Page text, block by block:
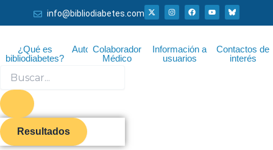
al
info@bibliodiabetes.com
X
-
t
t
t
I
n
s
r
a
F
a
c
o
o
k
Y
o
u
¿Qué es
bibliodiabetes?
AutorColaborador
Médico
Información a
usuarios
Contactos de
interés
Resultados